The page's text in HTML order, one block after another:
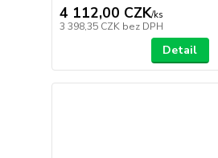
4 112,00 CZK/ks
3 398,35 CZK bez DPH
Detail